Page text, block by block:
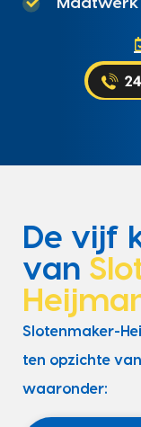
De vijf
van
Slotenmaker-
ten opzichte
waaronder: